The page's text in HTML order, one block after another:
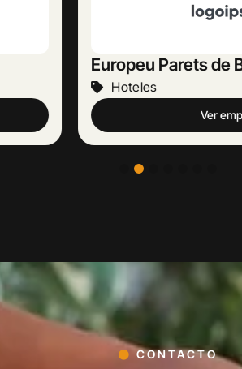
Europeu Parets de Baix
Hoteles
CONTACTO